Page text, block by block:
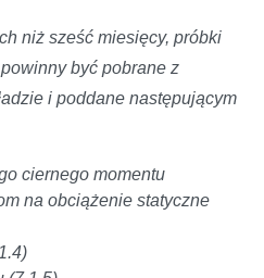
niż sześć miesięcy, próbki
być pobrane z
i poddane następującym
ciernego momentu
na obciążenie statyczne